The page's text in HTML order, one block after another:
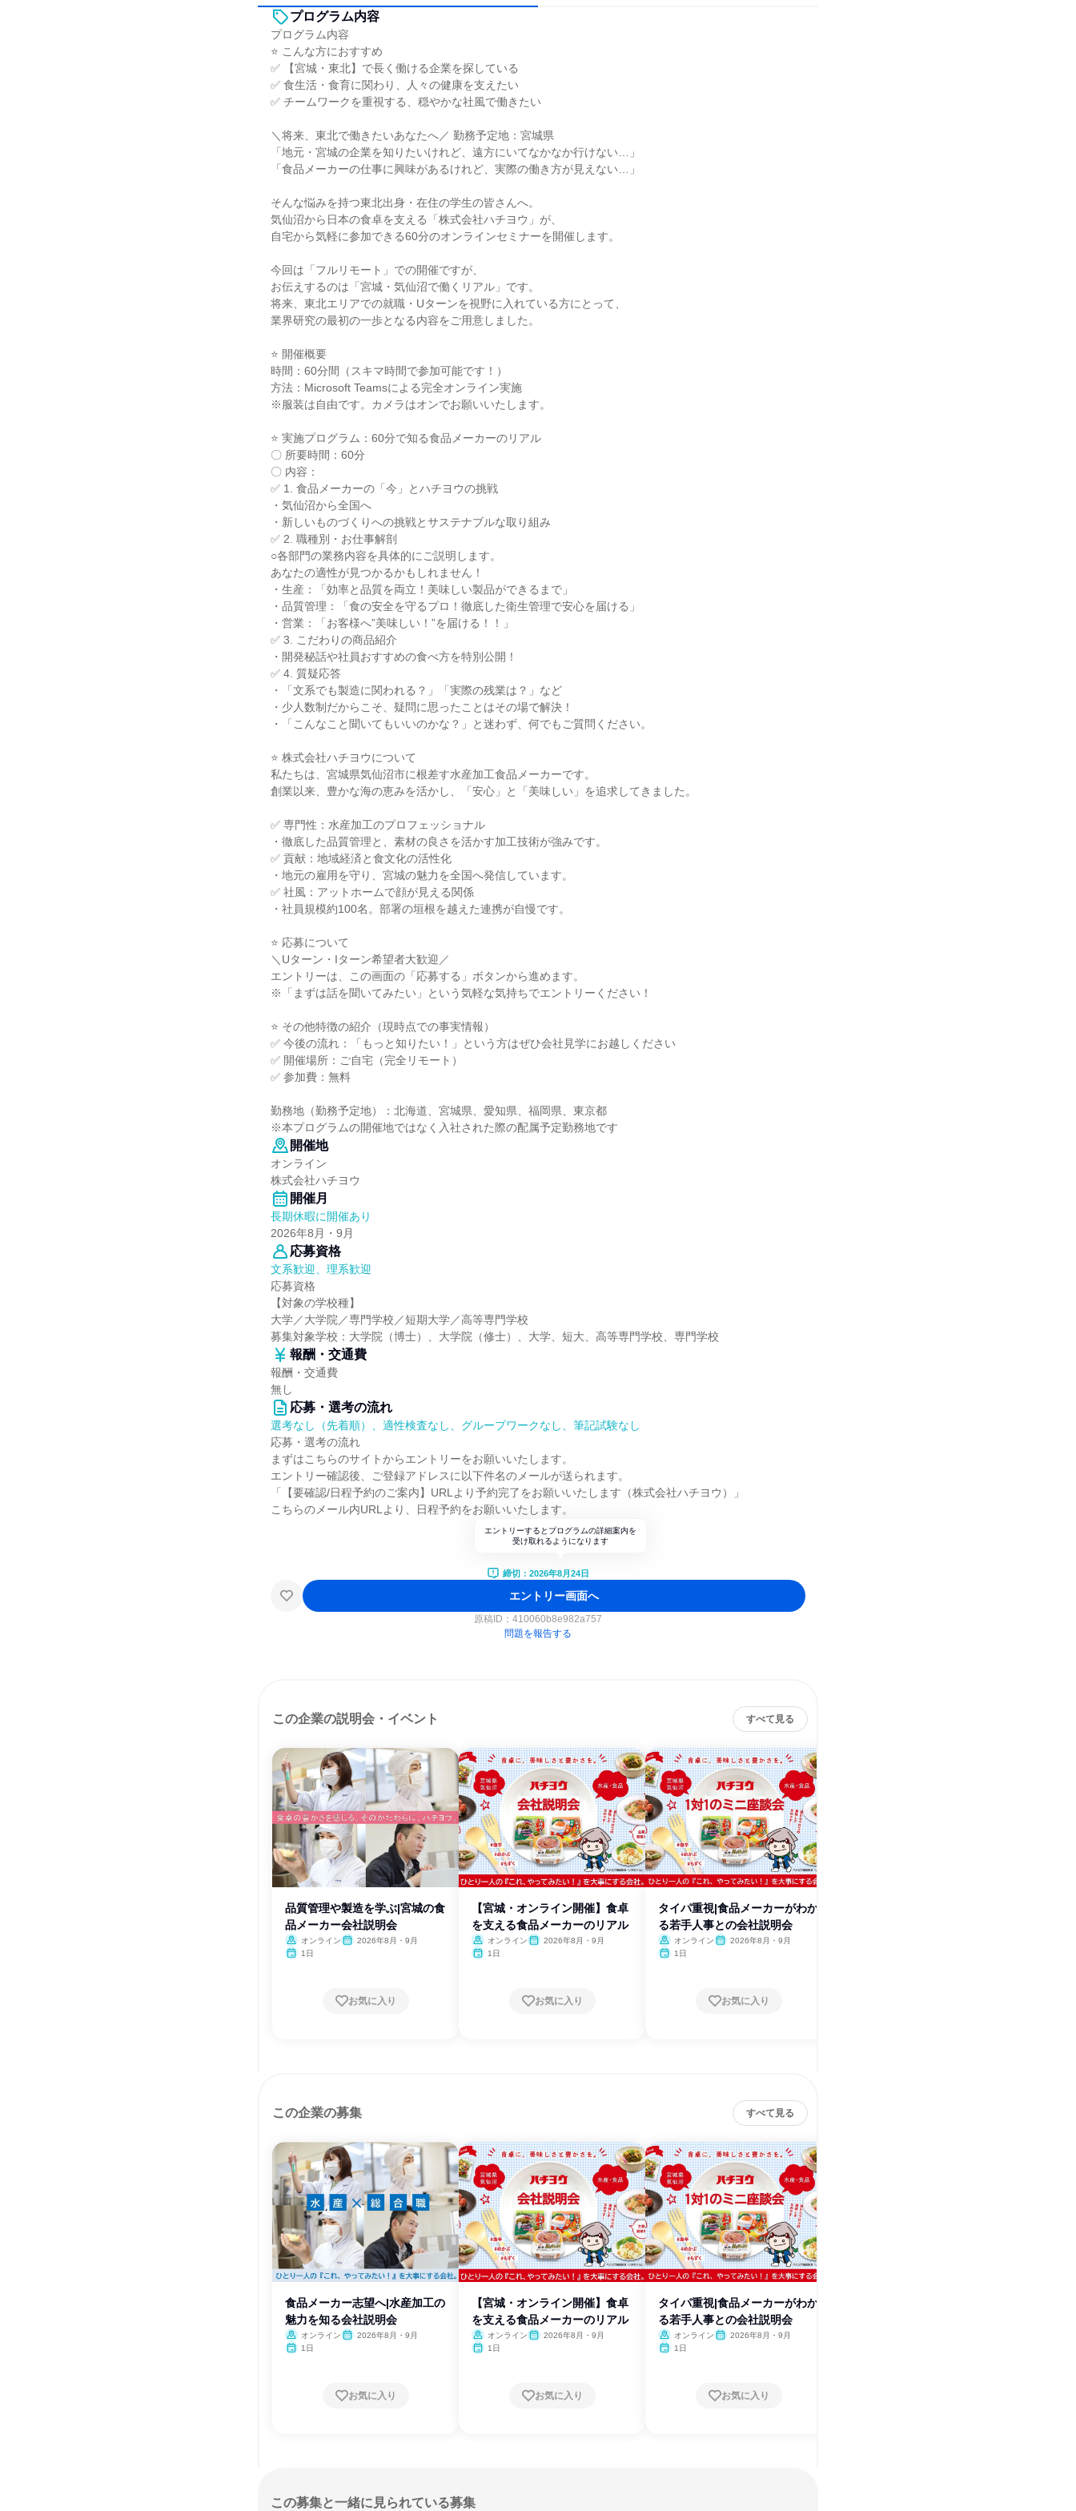
プログラム内容
プログラム内容
⭐ こんな方におすすめ
✅ 【宮城・東北】で長く働ける企業を探している
✅ 食生活・食育に関わり、人々の健康を支えたい
✅ チームワークを重視する、穏やかな社風で働きたい
＼将来、東北で働きたいあなたへ／ 勤務予定地：宮城県
「地元・宮城の企業を知りたいけれど、遠方にいてなかなか行けない…」
「食品メーカーの仕事に興味があるけれど、実際の働き方が見えない…」
そんな悩みを持つ東北出身・在住の学生の皆さんへ。
気仙沼から日本の食卓を支える「株式会社ハチヨウ」が、
自宅から気軽に参加できる60分のオンラインセミナーを開催します。
今回は「フルリモート」での開催ですが、
お伝えするのは「宮城・気仙沼で働くリアル」です。
将来、東北エリアでの就職・Uターンを視野に入れている方にとって、
業界研究の最初の一歩となる内容をご用意しました。
⭐ 開催概要
時間：60分間（スキマ時間で参加可能です！）
方法：Microsoft Teamsによる完全オンライン実施
※服装は自由です。カメラはオンでお願いいたします。
⭐ 実施プログラム：60分で知る食品メーカーのリアル
〇 所要時間：60分
〇 内容：
✅ 1. 食品メーカーの「今」とハチヨウの挑戦
・気仙沼から全国へ
・新しいものづくりへの挑戦とサステナブルな取り組み
✅ 2. 職種別・お仕事解剖
○各部門の業務内容を具体的にご説明します。
あなたの適性が見つかるかもしれません！
・生産：「効率と品質を両立！美味しい製品ができるまで」
・品質管理：「食の安全を守るプロ！徹底した衛生管理で安心を届ける」
・営業：「お客様へ”美味しい！”を届ける！！」
✅ 3. こだわりの商品紹介
・開発秘話や社員おすすめの食べ方を特別公開！
✅ 4. 質疑応答
・「文系でも製造に関われる？」「実際の残業は？」など
・少人数制だからこそ、疑問に思ったことはその場で解決！
・「こんなこと聞いてもいいのかな？」と迷わず、何でもご質問ください。
⭐ 株式会社ハチヨウについて
私たちは、宮城県気仙沼市に根差す水産加工食品メーカーです。
創業以来、豊かな海の恵みを活かし、「安心」と「美味しい」を追求してきました。
✅ 専門性：水産加工のプロフェッショナル
・徹底した品質管理と、素材の良さを活かす加工技術が強みです。
✅ 貢献：地域経済と食文化の活性化
・地元の雇用を守り、宮城の魅力を全国へ発信しています。
✅ 社風：アットホームで顔が見える関係
・社員規模約100名。部署の垣根を越えた連携が自慢です。
⭐ 応募について
＼Uターン・Iターン希望者大歓迎／
エントリーは、この画面の「応募する」ボタンから進めます。
※「まずは話を聞いてみたい」という気軽な気持ちでエントリーください！
⭐ その他特徴の紹介（現時点での事実情報）
✅ 今後の流れ：「もっと知りたい！」という方はぜひ会社見学にお越しください
✅ 開催場所：ご自宅（完全リモート）
✅ 参加費：無料
勤務地（勤務予定地）：北海道、宮城県、愛知県、福岡県、東京都
※本プログラムの開催地ではなく入社された際の配属予定勤務地です
開催地
オンライン
株式会社ハチヨウ
開催月
長期休暇に開催あり
2026年8月・9月
応募資格
文系歓迎、理系歓迎
応募資格
【対象の学校種】
大学／大学院／専門学校／短期大学／高等専門学校
募集対象学校：大学院（博士）、大学院（修士）、大学、短大、高等専門学校、専門学校
報酬・交通費
報酬・交通費
無し
応募・選考の流れ
選考なし（先着順）、適性検査なし、グループワークなし、筆記試験なし
応募・選考の流れ
まずはこちらのサイトからエントリーをお願いいたします。
エントリー確認後、ご登録アドレスに以下件名のメールが送られます。
「【要確認/日程予約のご案内】URLより予約完了をお願いいたします（株式会社ハチヨウ）」
こちらのメール内URLより、日程予約をお願いいたします。
エントリーするとプログラムの詳細案内を
受け取れるようになります
締切：2026年8月24日
エントリー画面へ
原稿ID： 410060b8e982a757
問題を報告する
この企業の説明会・イベント すべて見る
品質管理や製造を学ぶ|宮城の食
品メーカー会社説明会
オンライン
2026年8月・9月
1日
お気に入り
【宮城・オンライン開催】食卓
を支える食品メーカーのリアル
オンライン
2026年8月・9月
1日
お気に入り
タイパ重視|食品メーカーがわか
る若手人事との会社説明会
オンライン
2026年8月・9月
1日
お気に入り
この企業の募集 すべて見る
食品メーカー志望へ|水産加工の
魅力を知る会社説明会
オンライン
2026年8月・9月
1日
お気に入り
【宮城・オンライン開催】食卓
を支える食品メーカーのリアル
オンライン
2026年8月・9月
1日
お気に入り
タイパ重視|食品メーカーがわか
る若手人事との会社説明会
オンライン
2026年8月・9月
1日
お気に入り
この募集と一緒に見られている募集